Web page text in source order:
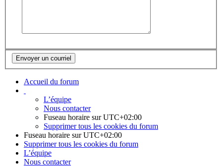
Accueil du forum
L’équipe
Nous contacter
Fuseau horaire surUTC+02:00
Supprimer tous les cookies du forum
Fuseau horaire surUTC+02:00
Supprimer tous les cookies du forum
L’équipe
Nous contacter